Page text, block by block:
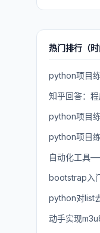
热门排行（时
python项目
知乎回答：
python项目
python项目
自动化工具
bootstrap入
python对list
动手实现